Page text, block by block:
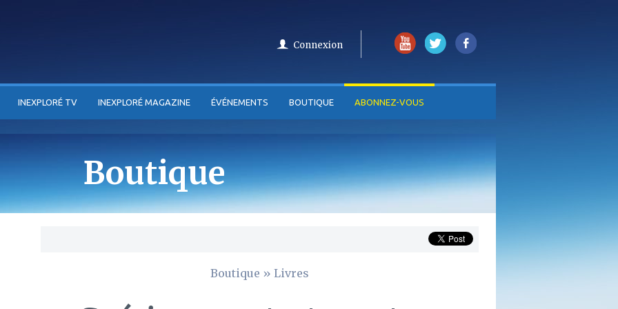
Connexion
INEXPLORÉ TV INEXPLORÉ MAGAZINE ÉVÉNEMENTS BOUTIQUE ABONNEZ-VOUS
Boutique
Boutique » Livres